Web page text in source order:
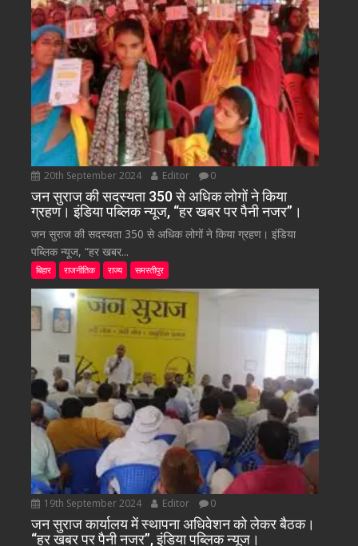
20th September 2024 Editor 0
जन सुराज की सदस्यता 350 से अधिक लोगों ने किया
ग्रहण। इंडिया पब्लिक न्यूज, “हर खबर पर पैनी नजर”।
जन सुराज की सदस्यता 350 से अधिक लोगों ने किया ग्रहण। इंडिया
पब्लिक न्यूज, “हर खबर...
बिहार राजनीतिक राज्य समस्तीपुर
19th September 2024 Editor 0
जन सुराज कार्यालय में स्थापना अधिवेशन को लेकर बैठक।
“हर खबर पर पैनी नजर”, इंडिया पब्लिक न्यूज।